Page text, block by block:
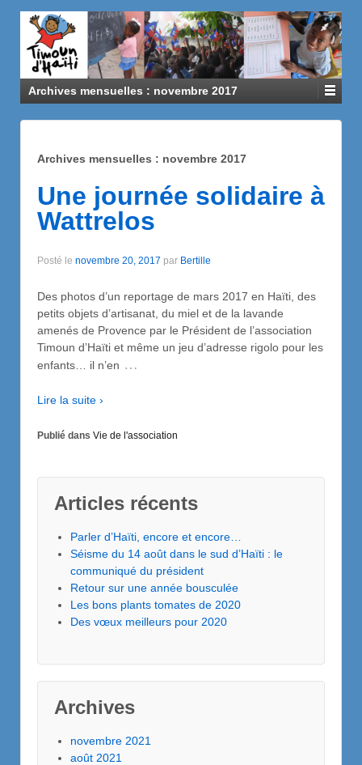
Archives mensuelles : novembre 2017
Archives mensuelles : novembre 2017
Une journée solidaire à
Wattrelos
Posté le novembre 20, 2017 par Bertille
Des photos d’un reportage de mars 2017 en Haïti, des
petits objets d’artisanat, du miel et de la lavande
amenés de Provence par le Président de l’association
Timoun d’Haïti et même un jeu d’adresse rigolo pour les
enfants… il n’en …
Lire la suite ›
Publié dans Vie de l'association
Articles récents
Parler d’Haïti, encore et encore…
Séisme du 14 août dans le sud d’Haïti : le
communiqué du président
Retour sur une année bousculée
Les bons plants tomates de 2020
Des vœux meilleurs pour 2020
Archives
novembre 2021
août 2021